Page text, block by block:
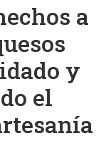
a
y
el